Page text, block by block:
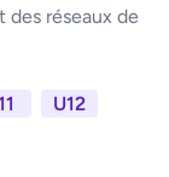
des réseaux de
U12